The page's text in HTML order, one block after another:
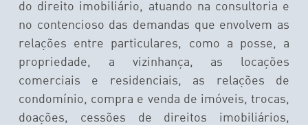
do direito imobiliário, atuando na consultoria e
no contencioso das demandas que envolvem as
relações entre particulares, como a posse, a
propriedade, a vizinhança, as locações
comerciais e residenciais, as relações de
condomínio, compra e venda de imóveis, trocas,
doações, cessões de direitos imobiliários,